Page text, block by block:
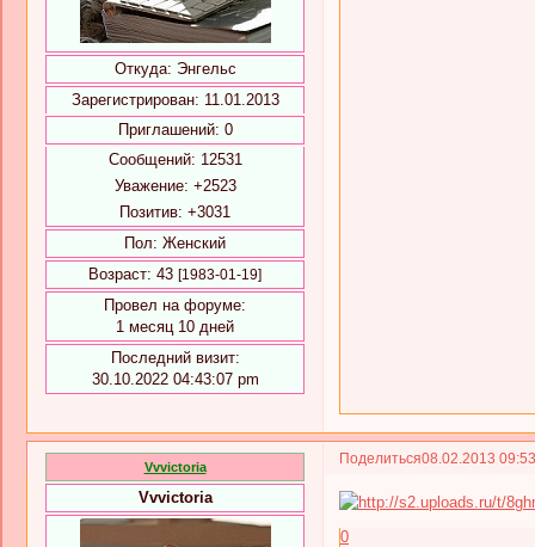
Откуда: Энгельс
Зарегистрирован: 11.01.2013
Приглашений: 0
Сообщений: 12531
Уважение: +2523
Позитив: +3031
Пол: Женский
Возраст: 43 [1983-01-19]
Провел на форуме:
1 месяц 10 дней
Последний визит:
30.10.2022 04:43:07 pm
Поделиться08.02.2013
Vvvictoria
Vvvictoria
0